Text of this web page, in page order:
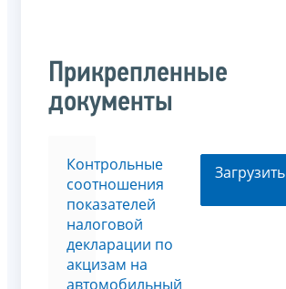
Прикрепленные
документы
Контрольные
соотношения
показателей
налоговой
декларации по
акцизам на
автомобильный
Загрузить